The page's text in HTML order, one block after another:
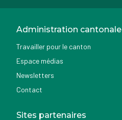
Administration cantonale
Travailler pour le canton
Espace médias
Newsletters
Contact
Sites partenaires